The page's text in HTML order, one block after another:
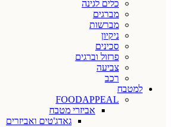
כלים לגינה
מברגים
מברשות
ניקיון
סכינים
פרזול וברגים
צביעה
רכב
למטבח
FOODAPPEAL
אביזרי מטבח
גאדג'טים ואביזרים